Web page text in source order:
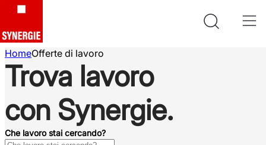
HomeOfferte di lavoro
Trova lavoro
con Synergie.
Che lavoro stai cercando?